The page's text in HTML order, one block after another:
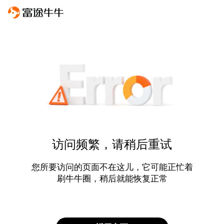
访问频繁，请稍后重试
您所要访问的页面不在这儿，它可能正忙着
刷牛牛圈，稍后就能恢复正常